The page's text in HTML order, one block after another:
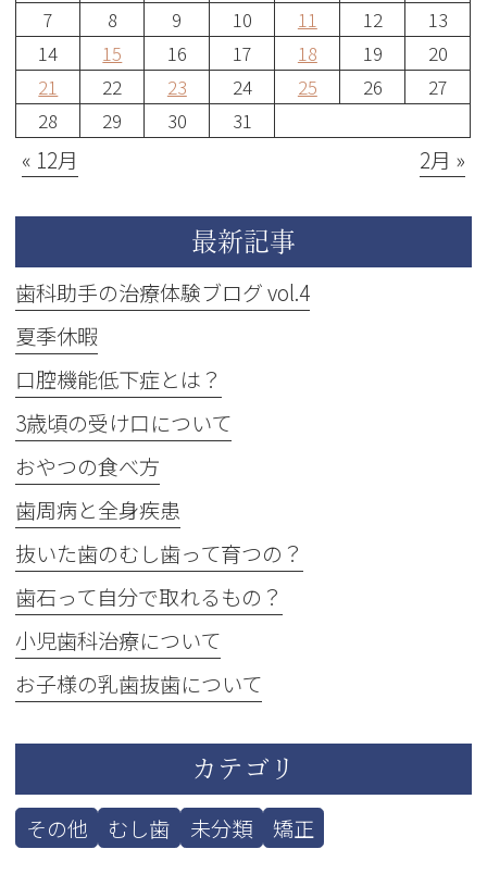
7
8 9 10 11 12
13
14
15 16 17 18 19
20
21
22 23 24 25 26
27
28
29 30 31
« 12月 2月 »
最新記事
歯科助手の治療体験ブログ vol.4
夏季休暇
口腔機能低下症とは？
3歳頃の受け口について
おやつの食べ方
歯周病と全身疾患
抜いた歯のむし歯って育つの？
歯石って自分で取れるもの？
小児歯科治療について
お子様の乳歯抜歯について
カテゴリ
その他 むし歯 未分類 矯正